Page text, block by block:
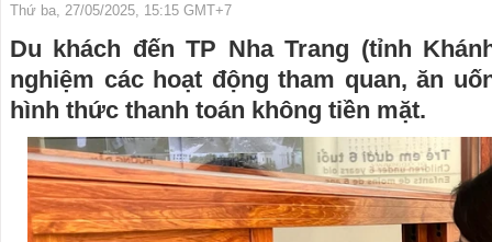
Thứ ba, 27/05/2025, 15:15 GMT+7
Du khách đến TP Nha Trang (tỉnh
nghiệm các hoạt động tham quan, ăn
hình thức thanh toán không tiền mặt.